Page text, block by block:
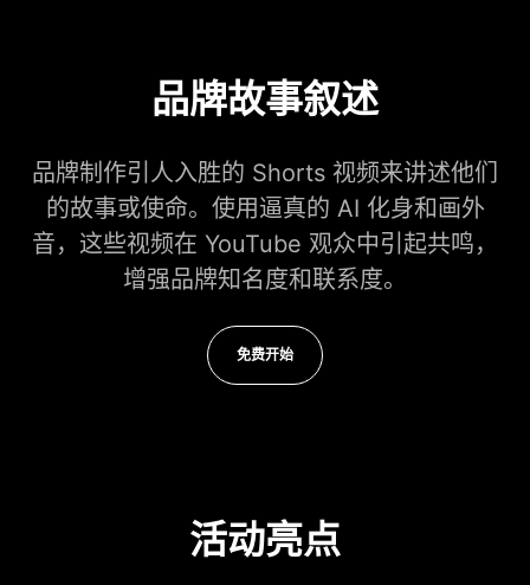
品牌故事叙述
品牌制作引人入胜的 Shorts 视频来讲述他们
的故事或使命。使用逼真的 AI 化身和画外
音，这些视频在 YouTube 观众中引起共鸣，
增强品牌知名度和联系度。
免费开始
活动亮点